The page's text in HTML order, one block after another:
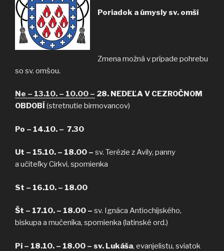
Poriadok a úmysly sv. omší
Zmena možná v prípade pohrebu
so sv. omšou.
Ne – 13.10. – 10.00 – 28. NEDEĽA V CEZROČNOM
OBDOBÍ (stretnutie birmovancov)
Po – 14.10. – 7.30
Ut – 15.10. – 18.00 – sv. Terézie z Avily, panny
a učiteľky Cirkvi, spomienka
St – 16.10. – 18.00
Št – 17.10. – 18.00 – sv. Ignáca Antiochijského,
biskupa a mučeníka, spomienka (latinské ord.)
Pi – 18.10. – 18.00 – sv. Lukáša, evanjelistu, sviatok